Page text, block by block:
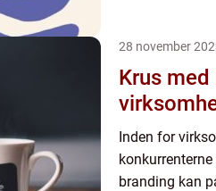
28 november
Krus
Inden for
branding kan